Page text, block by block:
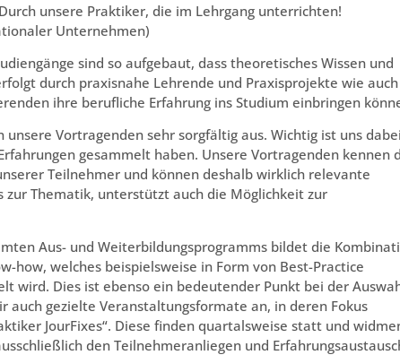
Durch unsere Praktiker, die im Lehrgang unterrichten!
Unternehmen)
sind so aufgebaut, dass theoretisches Wissen und
durch praxisnahe Lehrende und Praxisprojekte wie
ihre berufliche Erfahrung ins Studium einbringen
unsere Vortragenden sehr sorgfältig aus. Wichtig ist uns
gesammelt haben. Unsere Vortragenden kennen
Teilnehmer und können deshalb wirklich relevante
zur Thematik, unterstützt auch die Möglichkeit zur
Aus- und Weiterbildungsprogramms bildet die
how, welches beispielsweise in Form von Best-Practice
wird. Dies ist ebenso ein bedeutender Punkt bei der
auch gezielte Veranstaltungsformate an, in deren Fokus
JourFixes“. Diese finden quartalsweise statt und
den Teilnehmeranliegen und